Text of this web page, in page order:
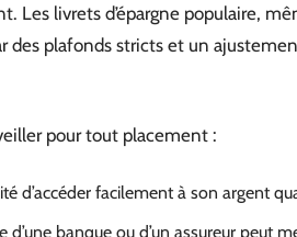
Les livrets d’épargne populaire,
des plafonds stricts et un
pour tout placement :
d’accéder facilement à son argent
d’une banque ou d’un assureur peut